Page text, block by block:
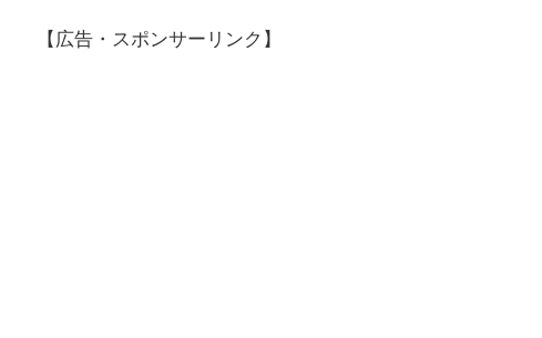
【広告・スポンサーリンク】